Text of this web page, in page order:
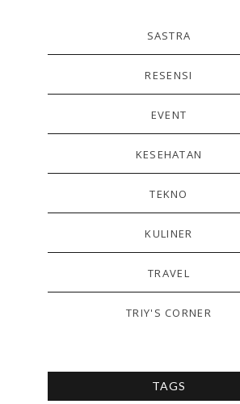
SASTRA
RESENSI
EVENT
KESEHATAN
TEKNO
KULINER
TRAVEL
TRIY'S CORNER
TAGS